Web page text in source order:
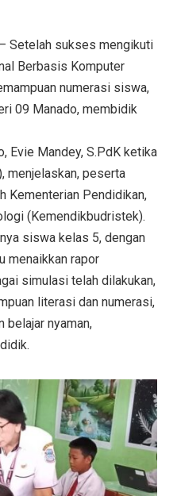
Setelah sukses mengikuti
Berbasis Komputer
numerasi siswa,
09 Manado, membidik
Evie Mandey, S.PdK ketika
menjelaskan, peserta
Kementerian Pendidikan,
(Kemendikbudristek).
siswa kelas 5, dengan
menaikkan rapor
simulasi telah dilakukan,
literasi dan numerasi,
belajar nyaman,